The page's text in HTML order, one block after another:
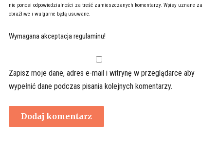
nie ponosi odpowiedzialności za treść zamieszczanych komentarzy. Wpisy uznane za
obraźliwe i wulgarne będą usuwane.
Wymagana akceptacja regulaminu!
Zapisz moje dane, adres e-mail i witrynę w przeglądarce aby
wypełnić dane podczas pisania kolejnych komentarzy.